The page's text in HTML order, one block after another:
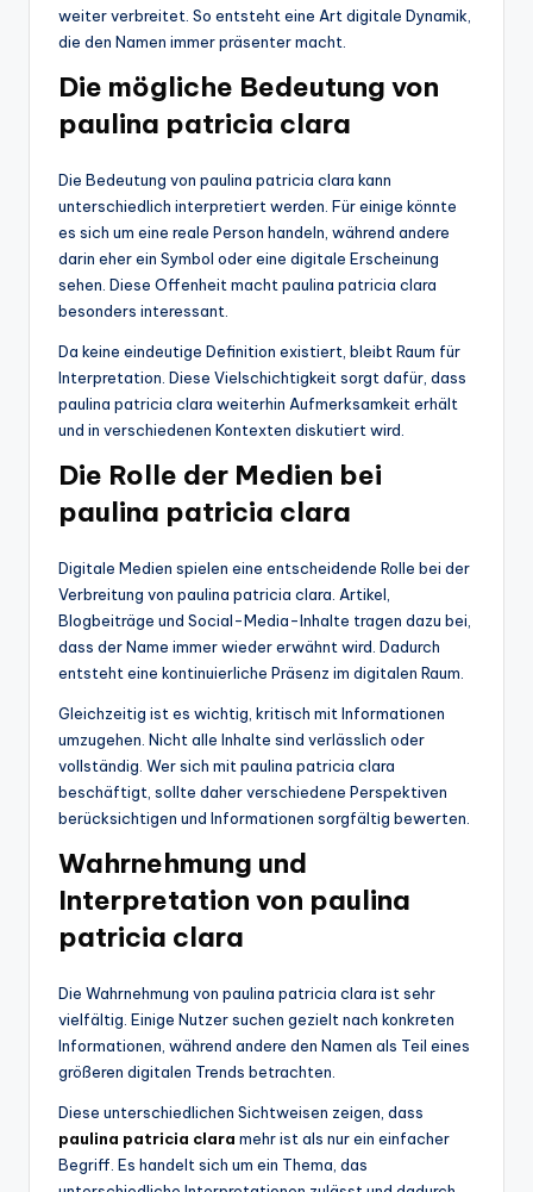
weiter verbreitet. So entsteht eine Art digitale Dynamik,
die den Namen immer präsenter macht.
Die mögliche Bedeutung von
paulina patricia clara
Die Bedeutung von paulina patricia clara kann
unterschiedlich interpretiert werden. Für einige könnte
es sich um eine reale Person handeln, während andere
darin eher ein Symbol oder eine digitale Erscheinung
sehen. Diese Offenheit macht paulina patricia clara
besonders interessant.
Da keine eindeutige Definition existiert, bleibt Raum für
Interpretation. Diese Vielschichtigkeit sorgt dafür, dass
paulina patricia clara weiterhin Aufmerksamkeit erhält
und in verschiedenen Kontexten diskutiert wird.
Die Rolle der Medien bei
paulina patricia clara
Digitale Medien spielen eine entscheidende Rolle bei der
Verbreitung von paulina patricia clara. Artikel,
Blogbeiträge und Social-Media-Inhalte tragen dazu bei,
dass der Name immer wieder erwähnt wird. Dadurch
entsteht eine kontinuierliche Präsenz im digitalen Raum.
Gleichzeitig ist es wichtig, kritisch mit Informationen
umzugehen. Nicht alle Inhalte sind verlässlich oder
vollständig. Wer sich mit paulina patricia clara
beschäftigt, sollte daher verschiedene Perspektiven
berücksichtigen und Informationen sorgfältig bewerten.
Wahrnehmung und
Interpretation von paulina
patricia clara
Die Wahrnehmung von paulina patricia clara ist sehr
vielfältig. Einige Nutzer suchen gezielt nach konkreten
Informationen, während andere den Namen als Teil eines
größeren digitalen Trends betrachten.
Diese unterschiedlichen Sichtweisen zeigen, dass
paulina patricia clara mehr ist als nur ein einfacher
Begriff. Es handelt sich um ein Thema, das